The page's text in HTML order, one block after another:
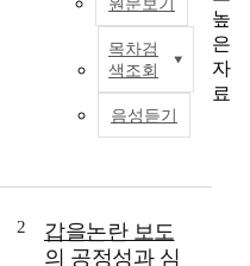
출력
원문보기
목차검
색조회
음성듣기
2
갑을논란 보도
의 공정성과 심
높
은
자
료